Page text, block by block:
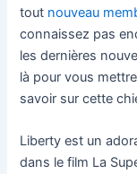
tout nouveau
connaissez pas
les dernières
là pour vous
savoir sur cette
Liberty est un
dans le film La